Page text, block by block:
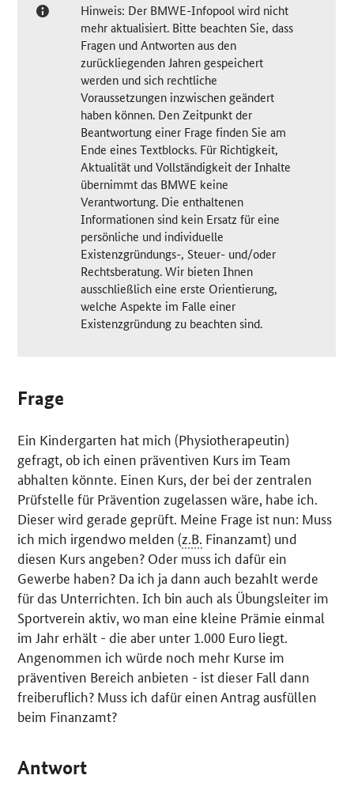
Hinweis: Der BMWE-Infopool wird nicht
mehr aktualisiert. Bitte beachten Sie, dass
Fragen und Antworten aus den
zurückliegenden Jahren gespeichert
werden und sich rechtliche
Voraussetzungen inzwischen geändert
haben können. Den Zeitpunkt der
Beantwortung einer Frage finden Sie am
Ende eines Textblocks. Für Richtigkeit,
Aktualität und Vollständigkeit der Inhalte
übernimmt das BMWE keine
Verantwortung. Die enthaltenen
Informationen sind kein Ersatz für eine
persönliche und individuelle
Existenzgründungs-, Steuer- und/oder
Rechtsberatung. Wir bieten Ihnen
ausschließlich eine erste Orientierung,
welche Aspekte im Falle einer
Existenzgründung zu beachten sind.
Frage
Ein Kindergarten hat mich (Physiotherapeutin)
gefragt, ob ich einen präventiven Kurs im Team
abhalten könnte. Einen Kurs, der bei der zentralen
Prüfstelle für Prävention zugelassen wäre, habe ich.
Dieser wird gerade geprüft. Meine Frage ist nun: Muss
ich mich irgendwo melden (z.B. Finanzamt) und
diesen Kurs angeben? Oder muss ich dafür ein
Gewerbe haben? Da ich ja dann auch bezahlt werde
für das Unterrichten. Ich bin auch als Übungsleiter im
Sportverein aktiv, wo man eine kleine Prämie einmal
im Jahr erhält - die aber unter 1.000 Euro liegt.
Angenommen ich würde noch mehr Kurse im
präventiven Bereich anbieten - ist dieser Fall dann
freiberuflich? Muss ich dafür einen Antrag ausfüllen
beim Finanzamt?
Antwort